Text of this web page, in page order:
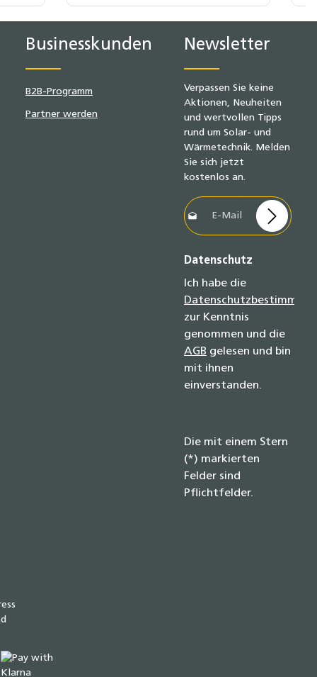
einem
System.
Businesskunden
B2B-Programm
Partner werden
Newsletter
Verpassen Sie keine
Aktionen, Neuheiten
und wertvollen Tipps
rund um Solar- und
Wärmetechnik. Melden
Sie sich jetzt
kostenlos an.
E-Mail-Adresse*
Datenschutz
Ich habe die
zur Kenntnis
genommen und die
AGB gelesen und bin
mit ihnen
einverstanden.
Die mit einem Stern
(*) markierten
Felder sind
Pflichtfelder.